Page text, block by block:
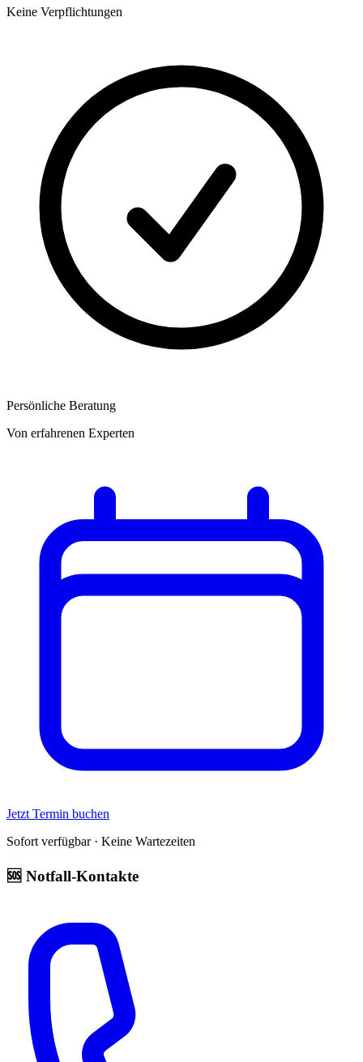
Keine Verpflichtungen
Persönliche Beratung
Von erfahrenen Experten
Jetzt Termin buchen
Sofort verfügbar · Keine Wartezeiten
🆘 Notfall-Kontakte